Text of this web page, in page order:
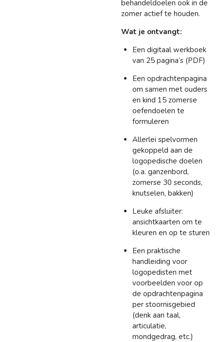
behandeldoelen ook in de
zomer actief te houden.
Wat je ontvangt:
Een digitaal werkboek
van 25 pagina’s (PDF)
Een opdrachtenpagina
om samen met ouders
en kind 15 zomerse
oefendoelen te
formuleren
Allerlei spelvormen
gekoppeld aan de
logopedische doelen
(o.a. ganzenbord,
zomerse 30 seconds,
knutselen, bakken)
Leuke afsluiter:
ansichtkaarten om te
kleuren en op te sturen
Een praktische
handleiding voor
logopedisten met
voorbeelden voor op
de opdrachtenpagina
per stoornisgebied
(denk aan taal,
articulatie,
mondgedrag, etc.)